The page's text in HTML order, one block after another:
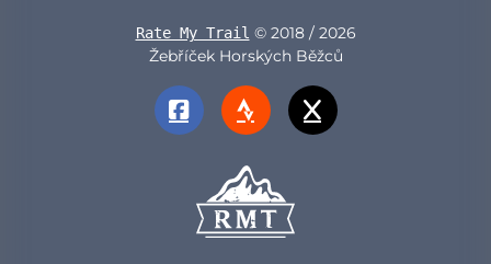
Rate My Trail © 2018 / 2026
Žebříček Horských Běžců